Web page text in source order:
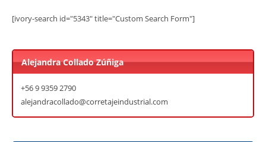
[ivory-search id="5343" title="Custom Search Form"]
Alejandra Collado Zúñiga
+56 9 9359 2790
alejandracollado@corretajeindustrial.com